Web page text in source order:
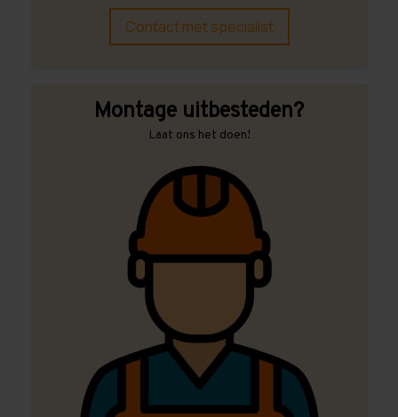
Contact met specialist
Montage uitbesteden?
Laat ons het doen!